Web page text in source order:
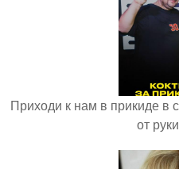
Приходи к нам в прикиде в
от